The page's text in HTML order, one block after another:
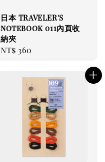
日本 TRAVELER'S
notebook 011內頁收
納夾
Regular
NT$ 360